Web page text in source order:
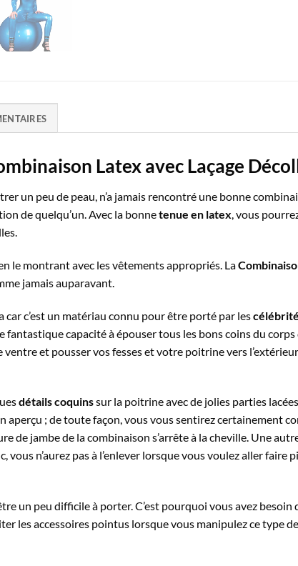
Latex avec Laçage
un peu de peau, n’a jamais rencontré une bonne
de quelqu’un. Avec la bonnetenue en latex, vous
le montrant avec les vêtements appropriés. La
jamais auparavant.
c’est un matériau connu pour être porté par les
fantastique capacité à épouser tous les bons coins du
ventre et pousser vos fesses et votre poitrine vers
détails coquinssur la poitrine avec de jolies parties
; de toute façon, vous vous sentirez certainement
de jambe de la combinaison s’arrête à la cheville. Une
vous n’aurez pas à l’enlever lorsque vous voulez aller
un peu difficile à porter. C’est pourquoi vous avez besoin
les accessoires pointus lorsque vous manipulez ce type